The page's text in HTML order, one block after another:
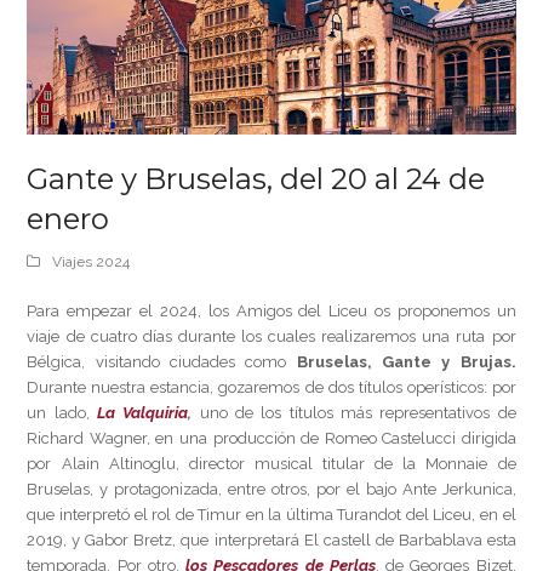
Gante y Bruselas, del 20 al 24 de
enero
Viajes 2024
Para empezar el 2024, los Amigos del Liceu os proponemos un
viaje de cuatro días durante los cuales realizaremos una ruta por
Bélgica, visitando ciudades como Bruselas, Gante y Brujas.
Durante nuestra estancia, gozaremos de dos títulos operísticos: por
un lado,La Valquiria, uno de los títulos más representativos de
Richard Wagner, en una producción de Romeo Castelucci dirigida
por Alain Altinoglu, director musical titular de la Monnaie de
Bruselas, y protagonizada, entre otros, por el bajo Ante Jerkunica,
que interpretó el rol de Timur en la última Turandot del Liceu, en el
2019, y Gabor Bretz, que interpretará El castell de Barbablava esta
temporada. Por otro, los Pescadores de Perlas, de Georges Bizet,